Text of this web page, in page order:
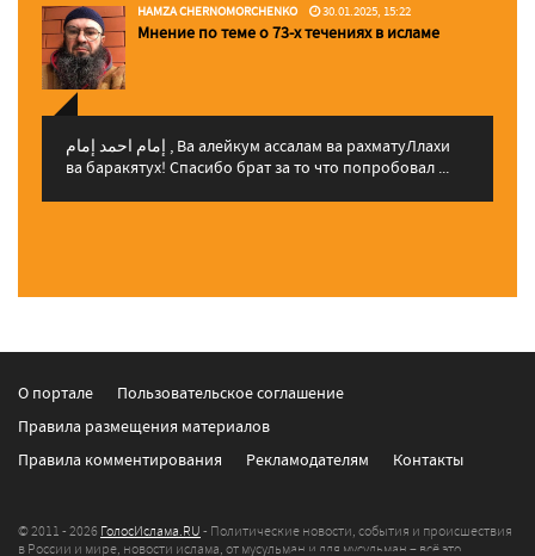
HAMZA CHERNOMORCHENKO 30.01.2025, 15:22
Мнение по теме о 73-х течениях в исламе
إمام احمد إمام , Ва алейкум ассалам ва рахматуЛлахи
ва баракятух! Спасибо брат за то что попробовал ...
О портале
Пользовательское соглашение
Правила размещения материалов
Правила комментирования
Рекламодателям Контакты
© 2011 - 2026 ГолосИслама.RU - Политические новости, события и происшествия
в России и мире, новости ислама, от мусульман и для мусульман – всё это